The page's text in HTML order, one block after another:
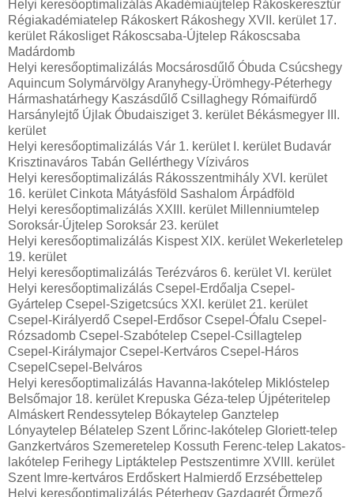
Helyi keresőoptimalizálás Akadémiaújtelep Rákoskeresztúr
Régiakadémiatelep Rákoskert Rákoshegy XVII. kerület 17.
kerület Rákosliget Rákoscsaba-Újtelep Rákoscsaba
Madárdomb
Helyi keresőoptimalizálás Mocsárosdűlő Óbuda Csúcshegy
Aquincum Solymárvölgy Aranyhegy-Ürömhegy-Péterhegy
Hármashatárhegy Kaszásdűlő Csillaghegy Rómaifürdő
Harsánylejtő Újlak Óbudaisziget 3. kerület Békásmegyer III.
kerület
Helyi keresőoptimalizálás Vár 1. kerület I. kerület Budavár
Krisztinaváros Tabán Gellérthegy Víziváros
Helyi keresőoptimalizálás Rákosszentmihály XVI. kerület
16. kerület Cinkota Mátyásföld Sashalom Árpádföld
Helyi keresőoptimalizálás XXIII. kerület Millenniumtelep
Soroksár-Újtelep Soroksár 23. kerület
Helyi keresőoptimalizálás Kispest XIX. kerület Wekerletelep
19. kerület
Helyi keresőoptimalizálás Terézváros 6. kerület VI. kerület
Helyi keresőoptimalizálás Csepel-Erdőalja Csepel-
Gyártelep Csepel-Szigetcsúcs XXI. kerület 21. kerület
Csepel-Királyerdő Csepel-Erdősor Csepel-Ófalu Csepel-
Rózsadomb Csepel-Szabótelep Csepel-Csillagtelep
Csepel-Királymajor Csepel-Kertváros Csepel-Háros
CsepelCsepel-Belváros
Helyi keresőoptimalizálás Havanna-lakótelep Miklóstelep
Belsőmajor 18. kerület Krepuska Géza-telep Újpéteritelep
Almáskert Rendessytelep Bókaytelep Ganztelep
Lónyaytelep Bélatelep Szent Lőrinc-lakótelep Gloriett-telep
Ganzkertváros Szemeretelep Kossuth Ferenc-telep Lakatos-
lakótelep Ferihegy Liptáktelep Pestszentimre XVIII. kerület
Szent Imre-kertváros Erdőskert Halmierdő Erzsébettelep
Helyi keresőoptimalizálás Péterhegy Gazdagrét Őrmező